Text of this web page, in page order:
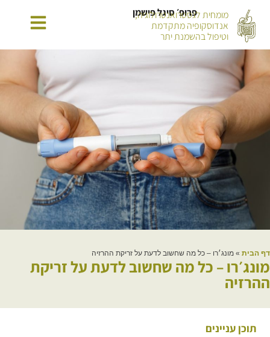
פרופ׳ סיגל פישמן
מומחית לגסטרואנטרולוגיה,
אנדוסקופיה מתקדמת
וטיפול בהשמנת יתר
דף הבית » מונג׳רו – כל מה שחשוב לדעת על זריקת ההרזיה
מונג׳רו – כל מה שחשוב לדעת על זריקת
ההרזיה
תוכן עניינים